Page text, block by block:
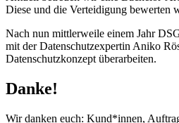
Diese und die Verteidigung bewerten
Nach nun mittlerweile einem Jahr
mit der Datenschutzexpertin Aniko
Datenschutzkonzept überarbeiten.
Danke!
Wir danken euch: Kund*innen,